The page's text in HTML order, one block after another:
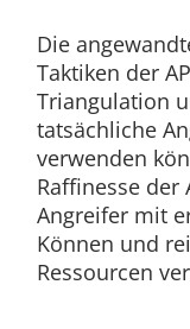
Die
Taktiken der
Triangulation
tatsächliche
verwenden
Raffinesse der
Angreifer mit
Können und
Ressourcen